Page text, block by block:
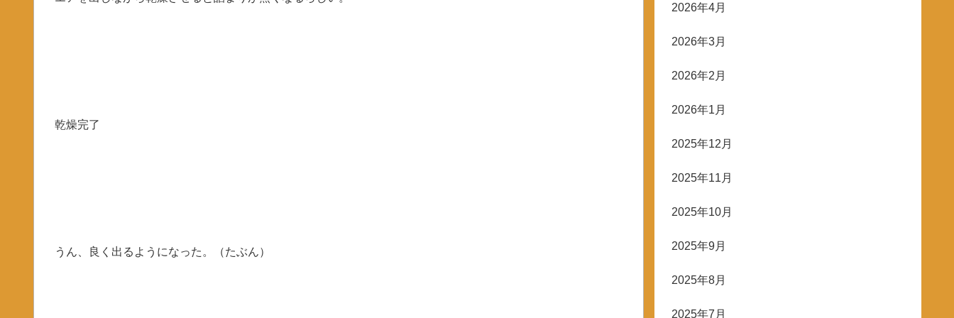
乾燥完了
うん、良く出るようになった。（たぶん）
2026年4月
2026年3月
2026年2月
2026年1月
2025年12月
2025年11月
2025年10月
2025年9月
2025年8月
2025年7月